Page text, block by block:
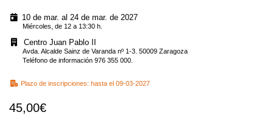
10 de mar. al 24 de mar. de 2027
Miércoles, de 12 a 13:30 h.
Centro Juan Pablo II
Avda. Alcalde Sainz de Varanda nº 1-3. 50009 Zaragoza
Teléfono de información 976 355 000.
Plazo de inscripciones: hasta el 09-03-2027
45,00€